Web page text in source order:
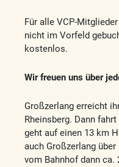
Für alle VCP-
nicht im Vorfeld
kostenlos.
Wir freuen uns über
Großzerlang erreicht
Rheinsberg. Dann
geht auf einen 13 km
auch Großzerlang
vom Bahnhof dann